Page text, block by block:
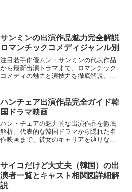
サンミンの出演作品魅力完全解説
ロマンチックコメディジャンル別
注目若手俳優ムン・サンミンの代表作品
から最新出演ドラマまで、ロマンチック
コメディの魅力と演技力を徹底解説。彼
ハンチェア出演作品完全ガイド韓
国ドラマ映画
ハン・チェアの魅力的な出演作品を徹底
解析。代表的な韓国ドラマから隠れた名
作映画まで、彼女のキャリアを辿りなが
サイコだけど大丈夫（韓国）の出
演者一覧とキャスト相関図詳細解
説